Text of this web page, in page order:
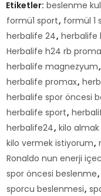
Etiketler: beslenme
formü1 sport, formül 1
herbalife 24, herbalife
Herbalife h24 rb
herbalife magnezyum,
herbalife promax,
herbalife spor öncesi
herbalife sport,
herbalife24, kilo
kilo vermek istiyorum,
Ronaldo nun enerji
spor öncesi beslenme,
sporcu beslenmesi,